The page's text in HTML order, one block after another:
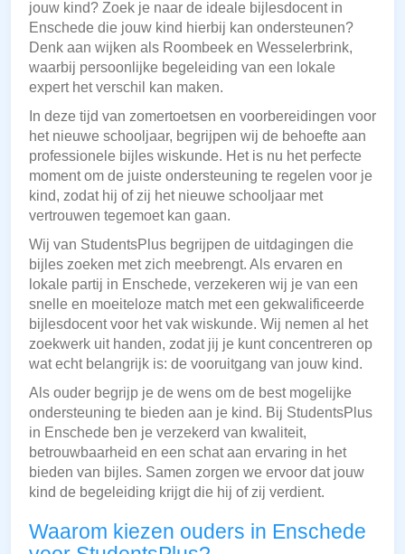
jouw kind? Zoek je naar de ideale bijlesdocent in
Enschede die jouw kind hierbij kan ondersteunen?
Denk aan wijken als Roombeek en Wesselerbrink,
waarbij persoonlijke begeleiding van een lokale
expert het verschil kan maken.
In deze tijd van zomertoetsen en voorbereidingen voor
het nieuwe schooljaar, begrijpen wij de behoefte aan
professionele bijles wiskunde. Het is nu het perfecte
moment om de juiste ondersteuning te regelen voor je
kind, zodat hij of zij het nieuwe schooljaar met
vertrouwen tegemoet kan gaan.
Wij van StudentsPlus begrijpen de uitdagingen die
bijles zoeken met zich meebrengt. Als ervaren en
lokale partij in Enschede, verzekeren wij je van een
snelle en moeiteloze match met een gekwalificeerde
bijlesdocent voor het vak wiskunde. Wij nemen al het
zoekwerk uit handen, zodat jij je kunt concentreren op
wat echt belangrijk is: de vooruitgang van jouw kind.
Als ouder begrijp je de wens om de best mogelijke
ondersteuning te bieden aan je kind. Bij StudentsPlus
in Enschede ben je verzekerd van kwaliteit,
betrouwbaarheid en een schat aan ervaring in het
bieden van bijles. Samen zorgen we ervoor dat jouw
kind de begeleiding krijgt die hij of zij verdient.
Waarom kiezen ouders in Enschede